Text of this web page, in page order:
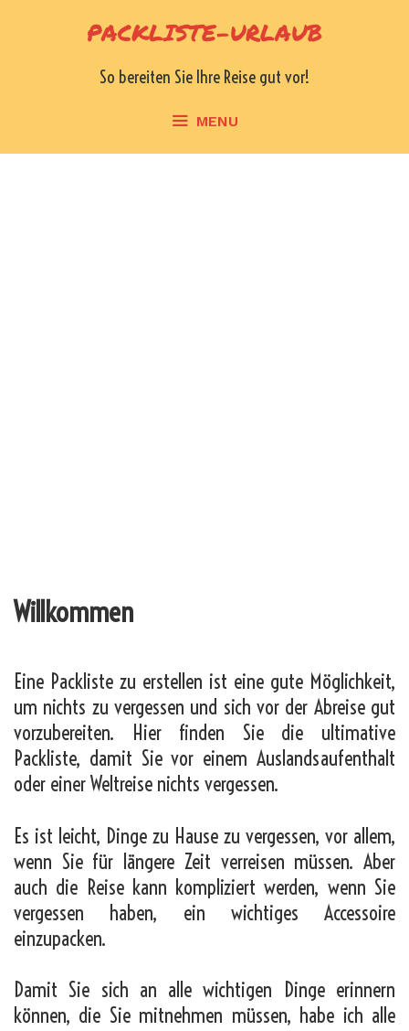
PACKLISTE-URLAUB
So bereiten Sie Ihre Reise gut vor!
MENU
Willkommen
Eine Packliste zu erstellen ist eine gute Möglichkeit,
um nichts zu vergessen und sich vor der Abreise gut
vorzubereiten. Hier finden Sie die ultimative
Packliste, damit Sie vor einem Auslandsaufenthalt
oder einer Weltreise nichts vergessen.
Es ist leicht, Dinge zu Hause zu vergessen, vor allem,
wenn Sie für längere Zeit verreisen müssen. Aber
auch die Reise kann kompliziert werden, wenn Sie
vergessen haben, ein wichtiges Accessoire
einzupacken.
Damit Sie sich an alle wichtigen Dinge erinnern
können, die Sie mitnehmen müssen, habe ich alle